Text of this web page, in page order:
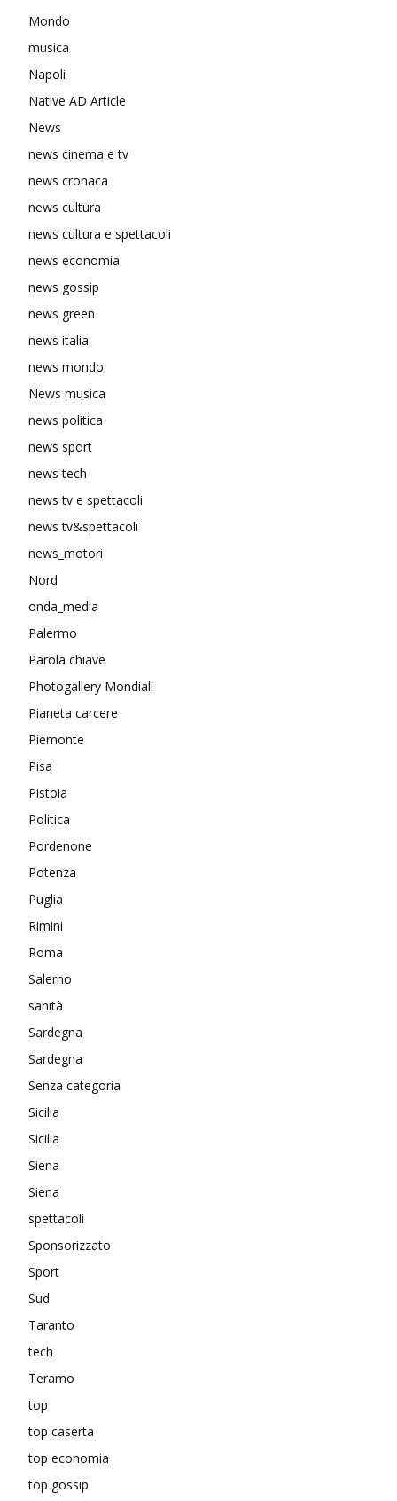
Mondo
musica
Napoli
Native AD Article
News
news cinema e tv
news cronaca
news cultura
news cultura e spettacoli
news economia
news gossip
news green
news italia
news mondo
News musica
news politica
news sport
news tech
news tv e spettacoli
news tv&spettacoli
news_motori
Nord
onda_media
Palermo
Parola chiave
Photogallery Mondiali
Pianeta carcere
Piemonte
Pisa
Pistoia
Politica
Pordenone
Potenza
Puglia
Rimini
Roma
Salerno
sanità
Sardegna
Sardegna
Senza categoria
Sicilia
Sicilia
Siena
Siena
spettacoli
Sponsorizzato
Sport
Sud
Taranto
tech
Teramo
top
top caserta
top economia
top gossip